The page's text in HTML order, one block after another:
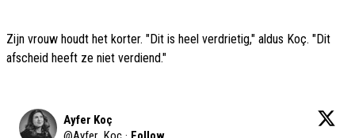
Zijn vrouw houdt het korter. "Dit is heel verdrietig," aldus Koç. "Dit
afscheid heeft ze niet verdiend."
Ayfer Koç